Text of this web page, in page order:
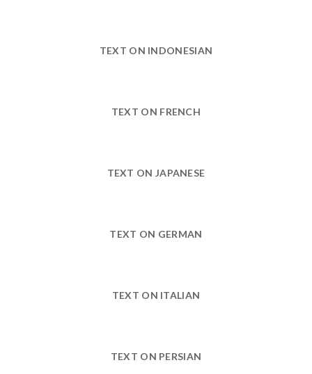
TEXT ON INDONESIAN
TEXT ON FRENCH
TEXT ON JAPANESE
TEXT ON GERMAN
TEXT ON ITALIAN
TEXT ON PERSIAN